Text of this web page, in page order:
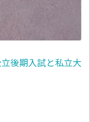
後期入試と私立大